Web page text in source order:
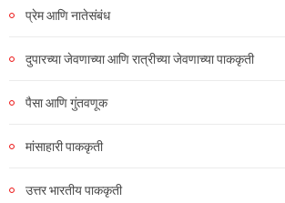
प्रेम आणि नातेसंबंध
दुपारच्या जेवणाच्या आणि रात्रीच्या जेवणाच्या पाककृती
पैसा आणि गुंतवणूक
मांसाहारी पाककृती
उत्तर भारतीय पाककृती